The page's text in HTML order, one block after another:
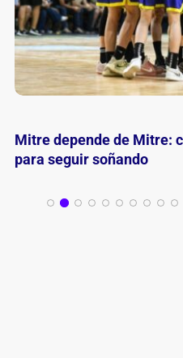
River golpeó primero y
ascenso